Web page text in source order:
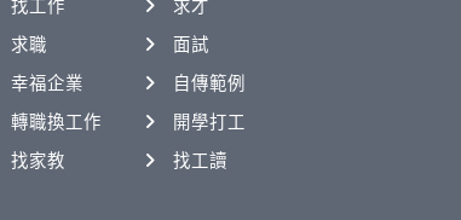
找工作
求才
求職
面試
幸福企業
自傳範例
轉職換工作
開學打工
找家教
找工讀